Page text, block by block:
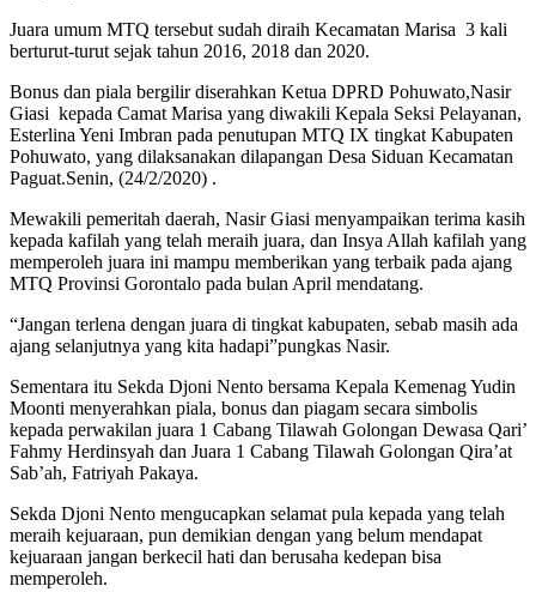
Juara umum MTQ tersebut sudah diraih Kecamatan Marisa 3 kali
berturut-turut sejak tahun 2016, 2018 dan 2020.
Bonus dan piala bergilir diserahkan Ketua DPRD Pohuwato,Nasir
Giasi kepada Camat Marisa yang diwakili Kepala Seksi Pelayanan,
Esterlina Yeni Imbran pada penutupan MTQ IX tingkat Kabupaten
Pohuwato, yang dilaksanakan dilapangan Desa Siduan Kecamatan
Paguat.Senin, (24/2/2020) .
Mewakili pemeritah daerah, Nasir Giasi menyampaikan terima kasih
kepada kafilah yang telah meraih juara, dan Insya Allah kafilah yang
memperoleh juara ini mampu memberikan yang terbaik pada ajang
MTQ Provinsi Gorontalo pada bulan April mendatang.
“Jangan terlena dengan juara di tingkat kabupaten, sebab masih ada
ajang selanjutnya yang kita hadapi”pungkas Nasir.
Sementara itu Sekda Djoni Nento bersama Kepala Kemenag Yudin
Moonti menyerahkan piala, bonus dan piagam secara simbolis
kepada perwakilan juara 1 Cabang Tilawah Golongan Dewasa Qari’
Fahmy Herdinsyah dan Juara 1 Cabang Tilawah Golongan Qira’at
Sab’ah, Fatriyah Pakaya.
Sekda Djoni Nento mengucapkan selamat pula kepada yang telah
meraih kejuaraan, pun demikian dengan yang belum mendapat
kejuaraan jangan berkecil hati dan berusaha kedepan bisa
memperoleh.